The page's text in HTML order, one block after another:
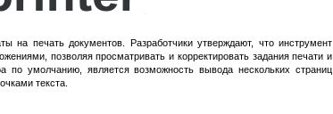
на печать документов. Разработчики утверждают, что инструмент
позволяя просматривать и корректировать задания печати и
умолчанию, является возможность вывода нескольких страниц
текста.